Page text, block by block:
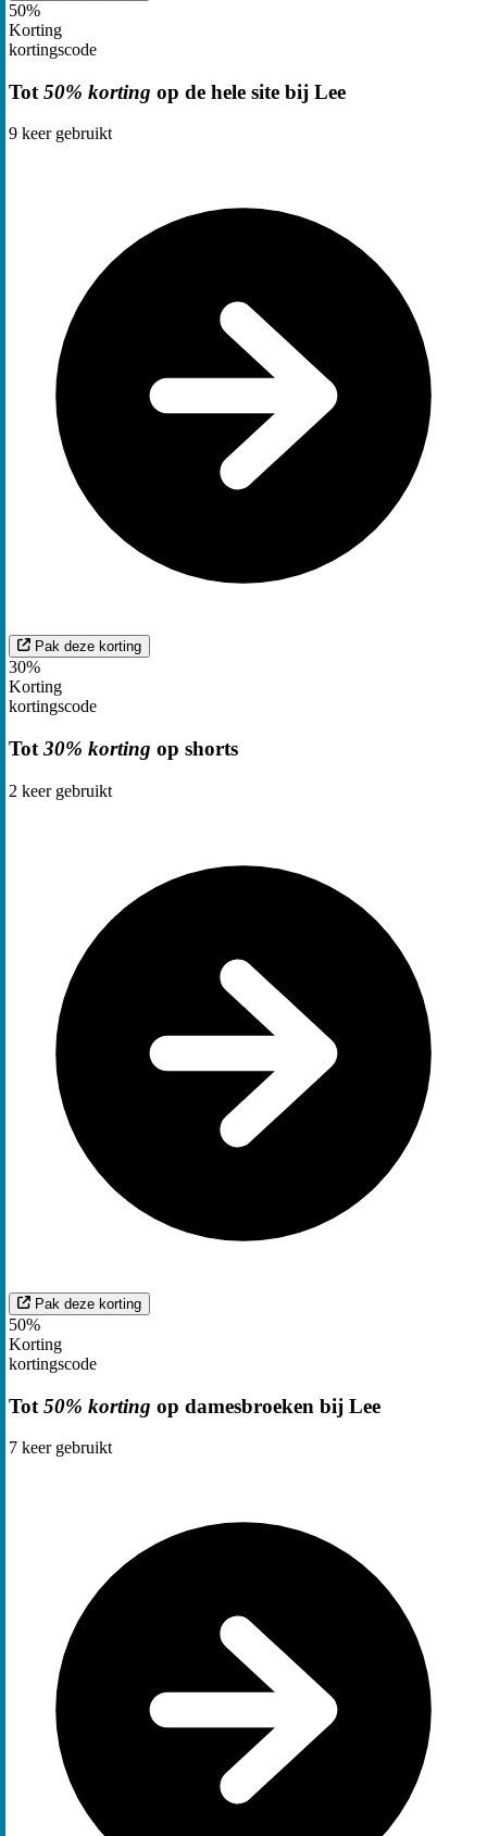
50%
Korting
kortingscode
Tot 50% korting op de hele site bij Lee
9 keer gebruikt
Pak deze korting
30%
Korting
kortingscode
Tot 30% korting op shorts
2 keer gebruikt
Pak deze korting
50%
Korting
kortingscode
Tot 50% korting op damesbroeken bij Lee
7 keer gebruikt